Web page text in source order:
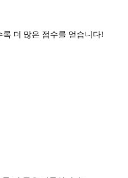
더 많은 점수를 얻습니다!